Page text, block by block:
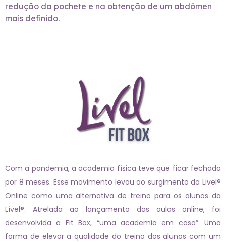
redução da pochete e na obtenção de um abdômen
mais definido.
Com a pandemia, a academia física teve que ficar fechada
por 8 meses. Esse movimento levou ao surgimento da Livel®
Online como uma alternativa de treino para os alunos da
Lível®. Atrelada ao lançamento das aulas online, foi
desenvolvida a Fit Box, “uma academia em casa”. Uma
forma de elevar a qualidade do treino dos alunos com um